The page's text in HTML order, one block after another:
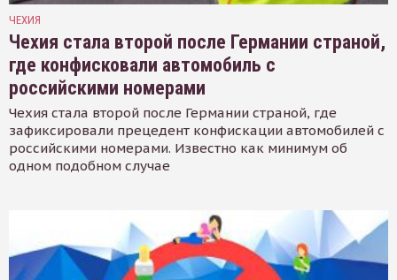
ЧЕХИЯ
Чехия стала второй после Германии страной,
где конфисковали автомобиль с
российскими номерами
Чехия стала второй после Германии страной, где
зафиксировали прецедент конфискации автомобилей с
российскими номерами. Известно как минимум об
одном подобном случае